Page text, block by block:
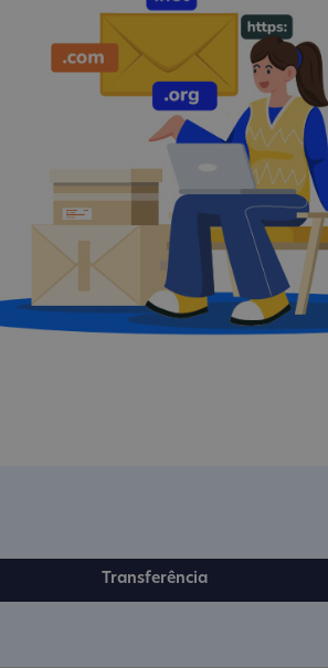
Transferência